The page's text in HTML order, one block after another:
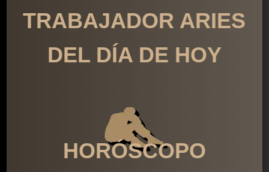
TRABAJADOR ARIES
DEL DÍA DE HOY
HORÓSCOPO